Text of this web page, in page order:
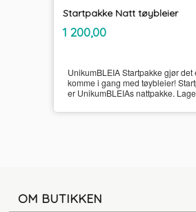
Startpakke Natt tøybleier
Pris
1 200,00mva.
UnikumBLEIA Startpakke gjør det
komme i gang med tøybleier!
er UnikumBLEIAs nattpakke.
OM BUTIKKEN